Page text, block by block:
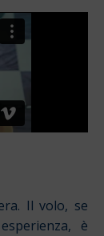
Il volo, se
è